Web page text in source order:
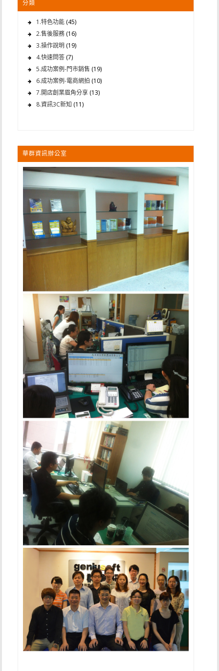
分類
1.特色功能(45)
2.售後服務(16)
3.操作說明(19)
4.快速問答(7)
5.成功案例-門市銷售 (19)
6.成功案例-電商網拍 (10)
7.開店創業眉角分享(13)
8.資訊3C新知 (11)
華群資訊辦公室